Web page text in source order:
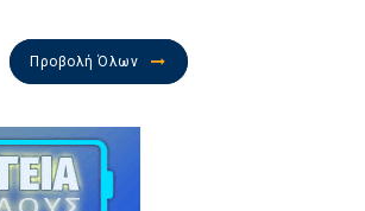
Προβολή Όλων